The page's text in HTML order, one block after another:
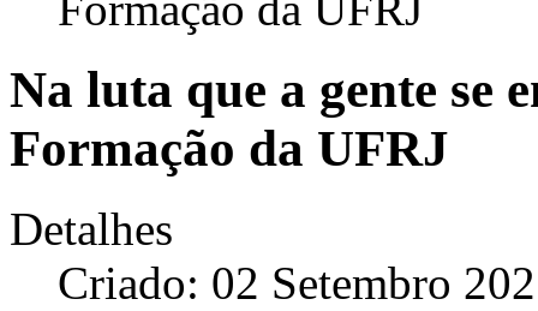
Na luta que a gente se
Formação da UFRJ
Detalhes
Criado: 02 Setembro